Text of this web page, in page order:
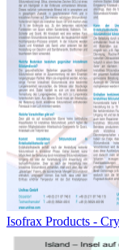
Isofrax Products -